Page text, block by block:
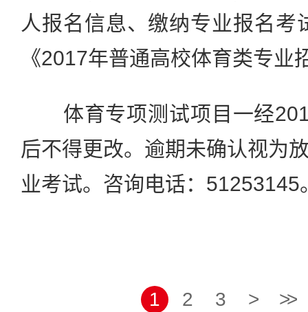
人报名信息、缴纳专业报名考
《2017年普通高校体育类专业
体育专项测试项目一经
后不得更改。逾期未确认视为
业考试。咨询电话：51253145
1 2 3 > >>